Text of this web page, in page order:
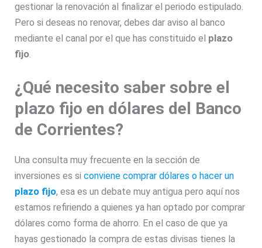
gestionar la renovación al finalizar el periodo estipulado.
Pero si deseas no renovar, debes dar aviso al banco
mediante el canal por el que has constituido el plazo
fijo
¿Qué necesito saber sobre el
plazo fijo en dólares del Banco
de Corrientes?
Una consulta muy frecuente en la sección de
inversiones es siconviene comprar dólares o hacer un
plazo fijo, esa es un debate muy antigua pero aquí nos
estamos refiriendo a quienes ya han optado por comprar
dólares como forma de ahorro. En el caso de que ya
hayas gestionado la compra de estas divisas tienes la